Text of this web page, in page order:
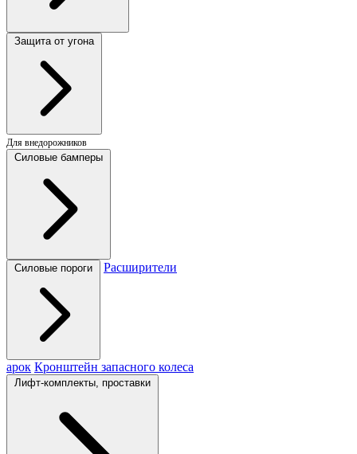
Защита от угона
Для внедорожников
Силовые бамперы
Силовые пороги Расширители
арок Кронштейн запасного колеса
Лифт-комплекты, проставки